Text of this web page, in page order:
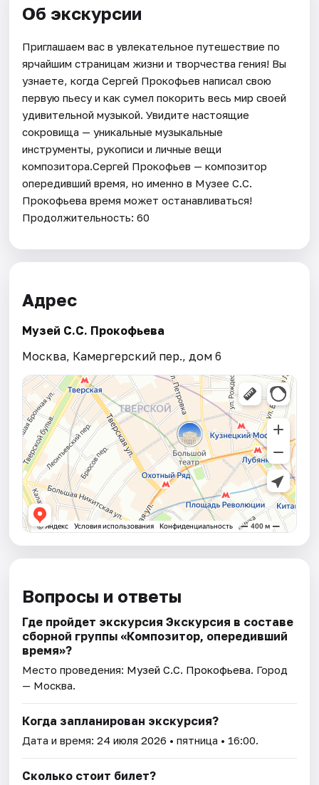
Об экскурсии
Приглашаем вас в увлекательное путешествие по
ярчайшим страницам жизни и творчества гения! Вы
узнаете, когда Сергей Прокофьев написал свою
первую пьесу и как сумел покорить весь мир своей
удивительной музыкой. Увидите настоящие
сокровища — уникальные музыкальные
инструменты, рукописи и личные вещи
композитора.Сергей Прокофьев — композитор
опередивший время, но именно в Музее С.С.
Прокофьева время может останавливаться!
Продолжительность: 60
Адрес
Музей С.С. Прокофьева
Москва, Камергерский пер., дом 6
Вопросы и ответы
Где пройдет экскурсия Экскурсия в составе
сборной группы «Композитор, опередивший
время»?
Место проведения: Музей С.С. Прокофьева. Город
— Москва.
Когда запланирован экскурсия?
Дата и время:24 июля 2026 • пятница • 16:00.
Сколько стоит билет?